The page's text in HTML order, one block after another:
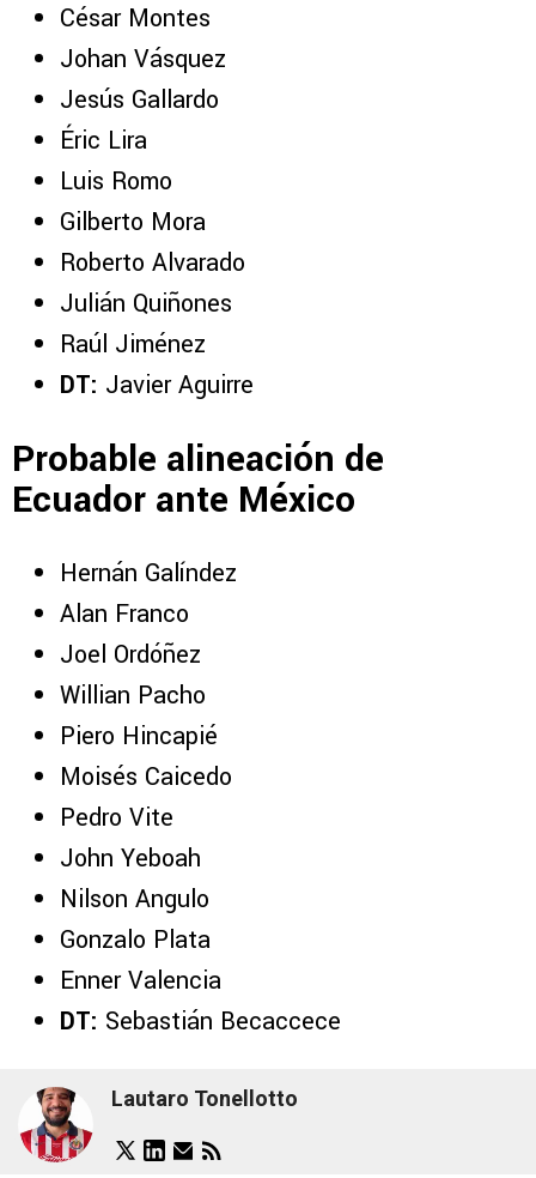
César Montes
Johan Vásquez
Jesús Gallardo
Éric Lira
Luis Romo
Gilberto Mora
Roberto Alvarado
Julián Quiñones
Raúl Jiménez
DT: Javier Aguirre
Probable alineación de
Ecuador ante México
Hernán Galíndez
Alan Franco
Joel Ordóñez
Willian Pacho
Piero Hincapié
Moisés Caicedo
Pedro Vite
John Yeboah
Nilson Angulo
Gonzalo Plata
Enner Valencia
DT: Sebastián Becaccece
Lautaro Tonellotto